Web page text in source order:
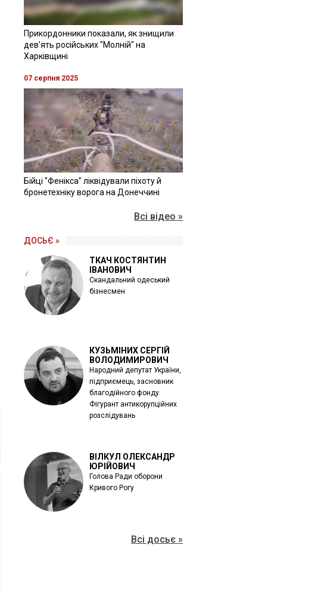
Прикордонники показали, як знищили
девʼять російських "Молній" на
Харківщині
07 серпня 2025
Бійці "Фенікса" ліквідували піхоту й
бронетехніку ворога на Донеччині
Всі відео »
ДОСЬЄ »
ТКАЧ КОСТЯНТИН
ІВАНОВИЧ
Скандальний одеський
бізнесмен
КУЗЬМІНИХ СЕРГІЙ
ВОЛОДИМИРОВИЧ
Народний депутат України,
підприємець, засновник
благодійного фонду.
Фігурант антикорупційних
розслідувань
ВІЛКУЛ ОЛЕКСАНДР
ЮРІЙОВИЧ
Голова Ради оборони
Кривого Рогу
Всі досьє »